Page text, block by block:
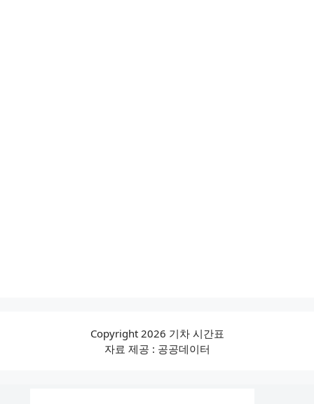
Copyright 2026 기차 시간표
자료 제공 : 공공데이터